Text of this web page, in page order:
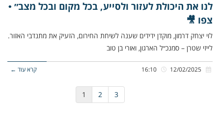
לנו את היכולת לעזור ולסייע, בכל מקום ובכל מצב״ •
צפו 🎥
לוי יצחק דרמון, מוקדן ידידים שענה לשיחת החירום, הזעיק את מתנדבי האזור.
לייזי שטרן – סמנכ״ל הארגון, ואורי בן טוב
קרא עוד ←
1 2 3